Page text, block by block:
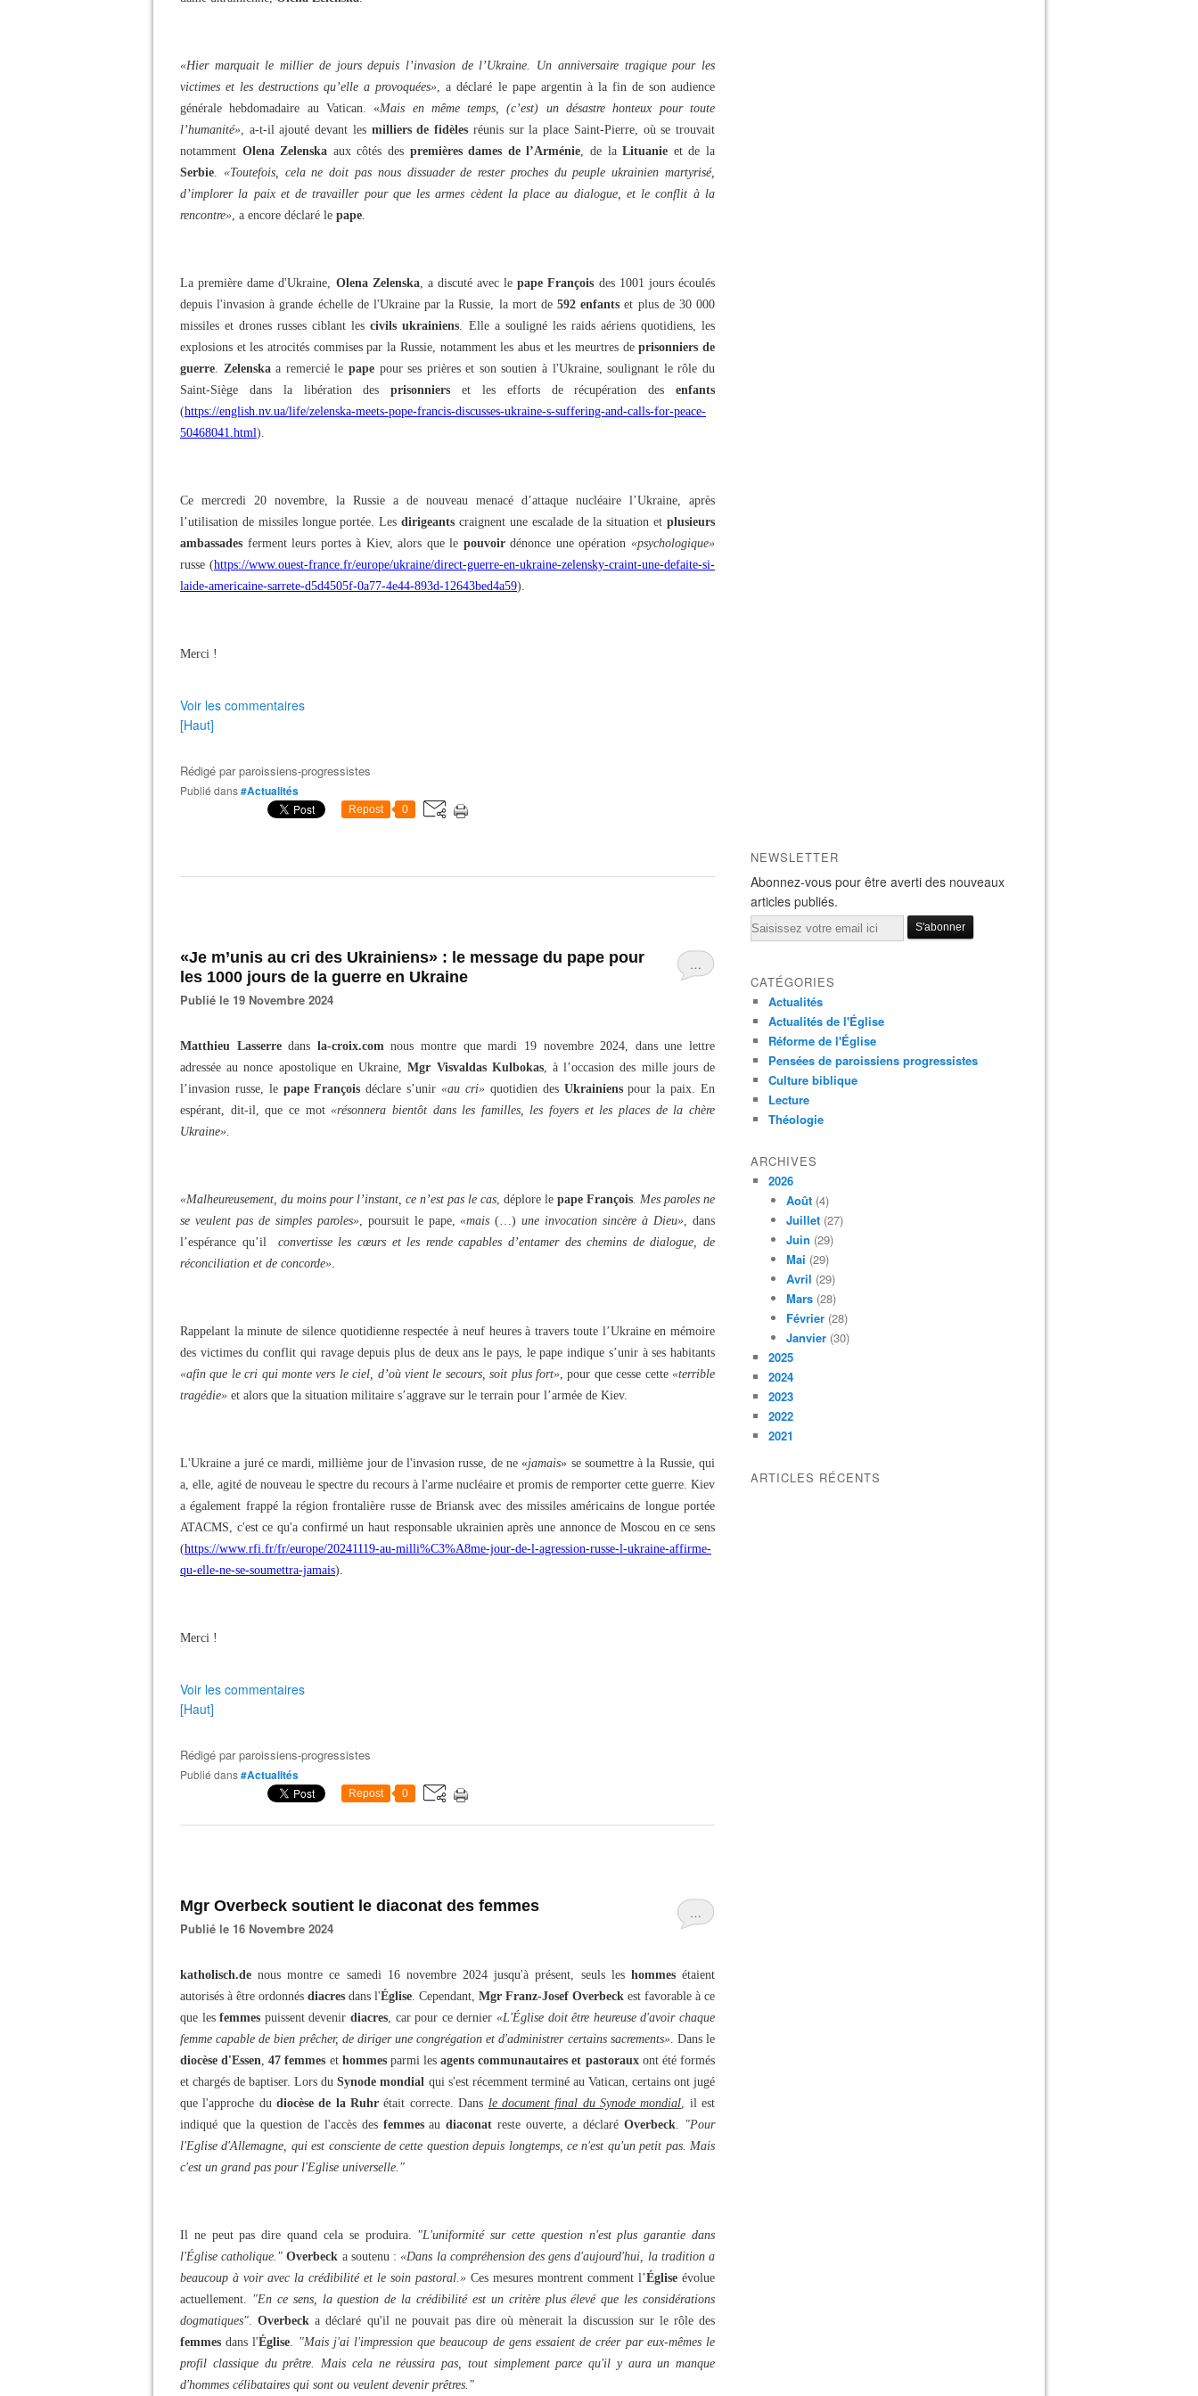
«Hier marquait le millier de jours depuis l’invasion de l’Ukraine. Un anniversaire tragique pour les
victimes et les destructions qu’elle a provoquées», a déclaré le pape argentin à la fin de son audience
générale hebdomadaire au Vatican. «Mais en même temps, (c’est) un désastre honteux pour toute
l’humanité», a-t-il ajouté devant les milliers de fidèles réunis sur la place Saint-Pierre, où se trouvait
notamment Olena Zelenska aux côtés des premières dames de l’Arménie, de laLituanie et de la
Serbie. «Toutefois, cela ne doit pas nous dissuader de rester proches du peuple ukrainien martyrisé,
d’implorer la paix et de travailler pour que les armes cèdent la place au dialogue, et le conflit à la
rencontre», a encore déclaré le pape.
La première dame d'Ukraine, Olena Zelenska, a discuté avec lepape François des 1001 jours écoulés
depuis l'invasion à grande échelle de l'Ukraine par la Russie, la mort de592 enfants et plus de 30 000
missiles et drones russes ciblant lescivils ukrainiens. Elle a souligné les raids aériens quotidiens, les
explosions et les atrocités commises par la Russie, notamment les abus et les meurtres deprisonniers de
guerre. Zelenskaa remercié le papepour ses prières et son soutien à l'Ukraine, soulignant le rôle du
Saint-Siège dans la libération desprisonniers et les efforts de récupération desenfants
(https://english.nv.ua/life/zelenska-meets-pope-francis-discusses-ukraine-s-suffering-and-calls-for-peace-
50468041.html).
Ce mercredi 20 novembre, la Russie a de nouveau menacé d’attaque nucléaire l’Ukraine, après
l’utilisation de missiles longue portée. Lesdirigeants craignent une escalade de la situation etplusieurs
ambassades ferment leurs portes à Kiev, alors que le pouvoirdénonce une opération«psychologique»
russe (https://www.ouest-france.fr/europe/ukraine/direct-guerre-en-ukraine-zelensky-craint-une-defaite-si-
laide-americaine-sarrete-d5d4505f-0a77-4e44-893d-12643bed4a59).
Merci !
Voir les commentaires
[Haut]
Rédigé parparoissiens-progressistes
Publié dans#Actualités
Repost 0
…
«Je m’unis au cri des Ukrainiens» : le message du pape pour
les 1000 jours de la guerre en Ukraine
Publié le 19 Novembre 2024
Matthieu Lasserredans la-croix.comnous montre que mardi 19 novembre 2024, dans une lettre
adressée au nonce apostolique en Ukraine,Mgr Visvaldas Kulbokas, à l’occasion des mille jours de
l’invasion russe, le pape François déclare s’unir«au cri»quotidien des Ukrainienspour la paix. En
espérant, dit-il, que ce mot«résonnera bientôt dans les familles, les foyers et les places de la chère
Ukraine».
«Malheureusement, du moins pour l’instant, ce n’est pas le cas, déplore le pape François. Mes paroles ne
se veulent pas de simples paroles», poursuit le pape,«mais(…) une invocation sincère à Dieu», dans
l’espérance qu’il
convertisse les cœurs et les rende capables d’entamer des chemins de dialogue, de
réconciliation et de concorde».
Rappelant la minute de silence quotidienne respectée à neuf heures à travers toute l’Ukraine en mémoire
des victimes du conflit qui ravage depuis plus de deux ans le pays, le pape indique s’unir à ses habitants
«afin que le cri qui monte vers le ciel, d’où vient le secours, soit plus fort», pour que cesse cette «terrible
tragédie» et alors que la situation militaire s’aggrave sur le terrain pour l’armée de Kiev.
L'Ukraine a juré ce mardi, millième jour de l'invasion russe, de ne «jamais» se soumettre à la Russie, qui
a, elle, agité de nouveau le spectre du recours à l'arme nucléaire et promis de remporter cette guerre. Kiev
a également frappé la région frontalière russe de Briansk avec des missiles américains de longue portée
ATACMS, c'est ce qu'a confirmé un haut responsable ukrainien après une annonce de Moscou en ce sens
(https://www.rfi.fr/fr/europe/20241119-au-milli%C3%A8me-jour-de-l-agression-russe-l-ukraine-affirme-
qu-elle-ne-se-soumettra-jamais).
Merci !
Voir les commentaires
[Haut]
Rédigé parparoissiens-progressistes
Publié dans#Actualités
Repost 0
…
Mgr Overbeck soutient le diaconat des femmes
Publié le 16 Novembre 2024
katholisch.de nous montre ce samedi 16 novembre 2024 jusqu'à présent, seuls les hommesétaient
autorisés à être ordonnés diacres dans l'Église. Cependant, Mgr Franz-Josef Overbeck est favorable à ce
que lesfemmes puissent devenirdiacres, car pour ce dernier«L'Église doit être heureuse d'avoir chaque
femme capable de bien prêcher, de diriger une congrégation et d'administrer certains sacrements». Dans le
diocèse d'Essen,47 femmes et hommesparmi lesagents communautaires et pastorauxont été formés
et chargés de baptiser. Lors duSynode mondial qui s'est récemment terminé au Vatican, certains ont jugé
que l'approche dudiocèse de la Ruhr était correcte. Dans le document final du Synode mondial, il est
indiqué que la question de l'accès des femmesaudiaconat reste ouverte, a déclaréOverbeck. "Pour
l'Eglise d'Allemagne, qui est consciente de cette question depuis longtemps, ce n'est qu'un petit pas. Mais
c'est un grand pas pour l'Eglise universelle."
Il ne peut pas dire quand cela se produira. "L'uniformité sur cette question n'est plus garantie dans
l'Église catholique." Overbeck a soutenu :«Dans la compréhension des gens d'aujourd'hui, la tradition a
beaucoup à voir avec la crédibilité et le soin pastoral.» Ces mesures montrent comment l’Église évolue
actuellement. "En ce sens, la question de la crédibilité est un critère plus élevé que les considérations
dogmatiques".Overbeck a déclaré qu'il ne pouvait pas dire où mènerait la discussion sur le rôle des
femmes dans l'Église. "Mais j'ai l'impression que beaucoup de gens essaient de créer par eux-mêmes le
profil classique du prêtre. Mais cela ne réussira pas, tout simplement parce qu'il y aura un manque
d'hommes célibataires qui sont ou veulent devenir prêtres."
NEWSLETTER
Abonnez-vous pour être averti des nouveaux
articles publiés.
Email
CATÉGORIES
Actualités
Actualités de l'Église
Réforme de l'Église
Pensées de paroissiens progressistes
Culture biblique
Lecture
Théologie
ARCHIVES
2026
Août (4)
Juillet (27)
Juin (29)
Mai (29)
Avril (29)
Mars (28)
Février (28)
Janvier (30)
2025
2024
2023
2022
2021
ARTICLES RÉCENTS